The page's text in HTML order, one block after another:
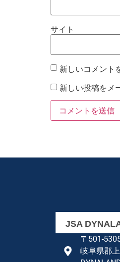
サイト
新しいコメント
新しい投稿をメ
JSA
〒501-
岐阜県郡